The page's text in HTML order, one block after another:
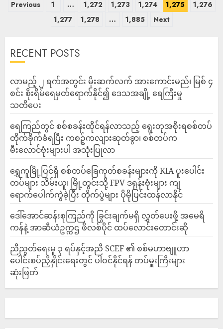
Previous 1 … 1,272 1,273 1,274 1,275
1,276
1,277
1,278 … 1,885 Next
RECENT POSTS
လာမည့် ၂ ရက်အတွင်း မိုးဆက်လက် အားကောင်းမည်၊ မြစ် ၄
စင်း စိုးရိမ်ရေမှတ်ရောက်နိုင်၍ ဒေသအချို့ ရေကြီးမှု
သတိပေး
ရေကြည်တွင် စစ်စခန်းထိုင်ရန်လာသည့် ရွေးတုအစိုးရစစ်တပ်
တိုက်ခိုက်ခံရပြီး ကစဉ့်ကလျားဆုတ်ခွာ၊ စစ်တပ်က
မီးလောင်ဗုံးများပါ အသုံးပြုလာ
‎ရွှေကူမြို့ပြင်ရှိ စစ်တပ်ခြေကုတ်စခန်းများကို KIA ပူးပေါင်း
တပ်များ သိမ်းယူ၊ မြို့တွင်းသို့ FPV ဒရုန်းဗုံးများ ကျ
ရောက်ပေါက်ကွဲခဲ့ပြီး တိုက်ပွဲများ ပိုမိုပြင်းထန်လာနိုင်
ဒေါ်အောင်ဆန်းစုကြည်ကို ခြွင်းချက်မရှိ လွှတ်ပေးဖို့ အမေရိ
ကန်နဲ့ အာဆီယံဥက္ကဌ ဖိလစ်ပိုင် ထပ်လောင်းတောင်းဆို
ညီညွတ်ရေးမူ ၃ ရပ်နှင့်အညီ SCEF ၏ စစ်မဟာဗျူဟာ
ပေါင်းစပ်ညှိနှိုင်းရေးတွင် ပါဝင်နိုင်ရန် တပ်မှူးကြီးများ
ဆုံးဖြတ်